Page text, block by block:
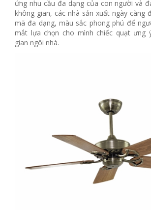
ứng nhu cầu đa dạng của con người và
không gian, các nhà sản xuất ngày càng
mã đa dạng, màu sắc phong phú để
mắt lựa chọn cho mình chiếc quạt ưng
gian ngôi nhà.